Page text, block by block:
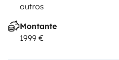
outros
Montante
1999 €